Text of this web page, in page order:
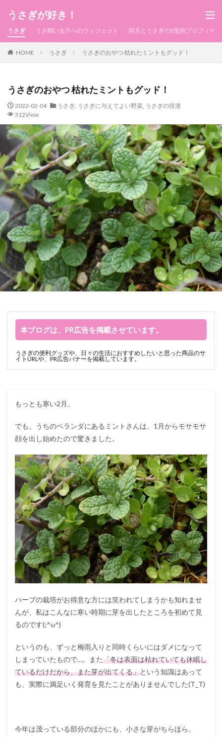
うさぎが好き！
うさぎ うさ飼い女子へのウィジェット 卯月とうさぎのB型的プロフィール
HOME うさぎ うさぎのおやつ 枯れたミントもグッド！
うさぎのおやつ 枯れたミントもグッド！
2022-02-04 うさぎ, うさぎに与えてよい野菜, うさぎの排泄
312View
本ブログは、PR広告を掲載させています。
うさぎの便利グッズや、日々の生活におすすめしたいと思った商品のサ
イトURLや、PR広告バナーを掲載しています。
もっとも寒い2月。
でも。うちのベランダにあるミントさんは、1月からモサモサ
顔を出し始めたので驚きました。
ハーブの栽培がお得意な方には笑われてしまうかも知れませ
んが、私はこんなに寒い時期に芽を出したところを初めて見
るのです(;^ω^)
というのも、ずっと梅雨入りと同時くらいにはダメになって
しまっていたもので…。また「冬は表面は枯れていても休眠し
ているだけだから、また芽が出てくる」という知識はあって
も、実際に満足いく発育を見たことがありませんでした(T_T)
今年は茂っている部分のほかにも、小さな芽がちらほら。